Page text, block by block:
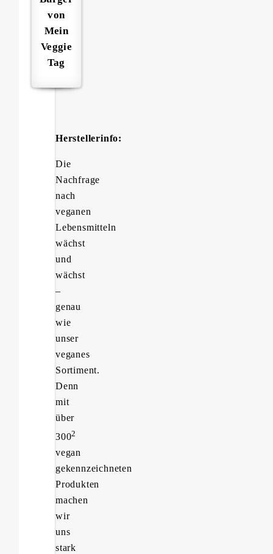
von
Mein
Veggie
Tag
Herstellerinfo:
Die
Nachfrage
nach
veganen
Lebensmitteln
wächst
und
wächst
–
genau
wie
unser
veganes
Sortiment.
Denn
mit
über
3002
vegan
gekennzeichneten
Produkten
machen
wir
uns
stark